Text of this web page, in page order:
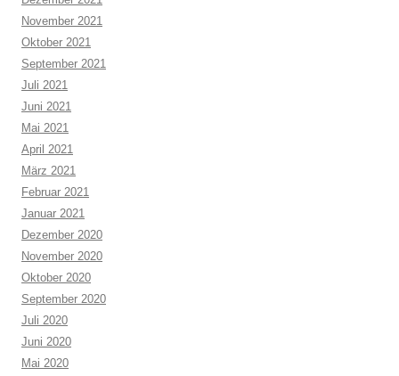
November 2021
Oktober 2021
September 2021
Juli 2021
Juni 2021
Mai 2021
April 2021
März 2021
Februar 2021
Januar 2021
Dezember 2020
November 2020
Oktober 2020
September 2020
Juli 2020
Juni 2020
Mai 2020